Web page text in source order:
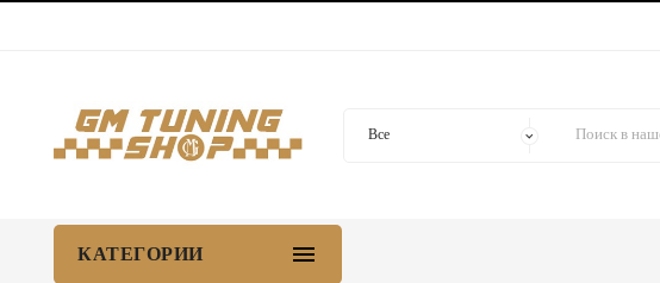
КАТЕГОРИИ 